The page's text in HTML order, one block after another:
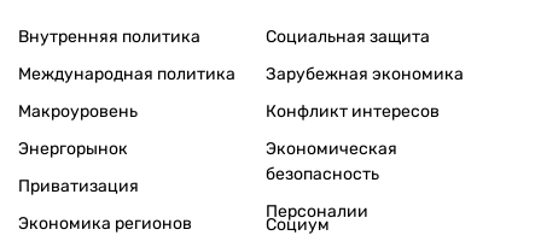
Внутренняя политика
Международная политика
Макроуровень
Энергорынок
Приватизация
Экономика регионов
Социальная защита
Зарубежная экономика
Конфликт интересов
Экономическая
безопасность
Персоналии
Социум